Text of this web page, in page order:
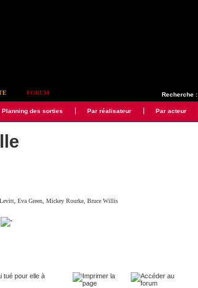
Recherche :
FORUM
Planning des sorties Par réalisateur Par acteur
,Eva Green ,Mickey Rourke ,Bruce Willis